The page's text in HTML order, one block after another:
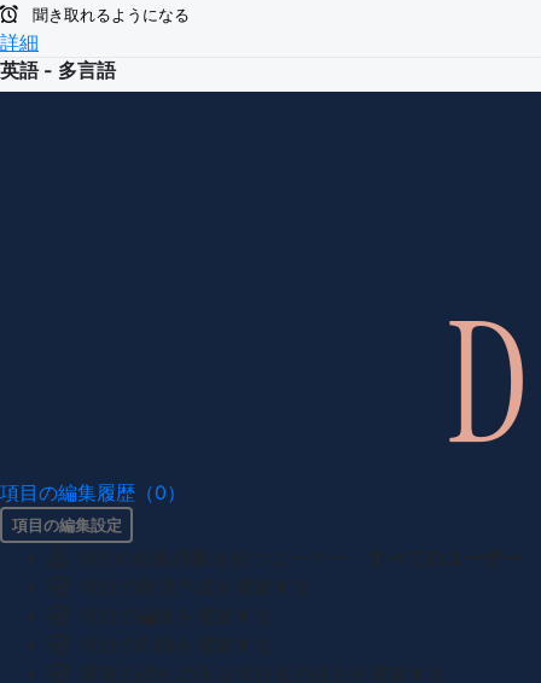
聞き取れるようになる
詳細
英語 - 多言語
項目の編集履歴（0）
項目の編集設定